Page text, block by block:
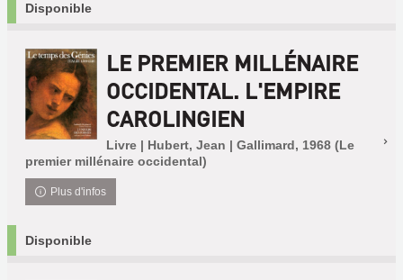
Disponible
LE PREMIER MILLÉNAIRE
OCCIDENTAL. L'EMPIRE
CAROLINGIEN
Livre | Hubert, Jean | Gallimard, 1968 (Le
premier millénaire occidental)
Plus d'infos
Disponible